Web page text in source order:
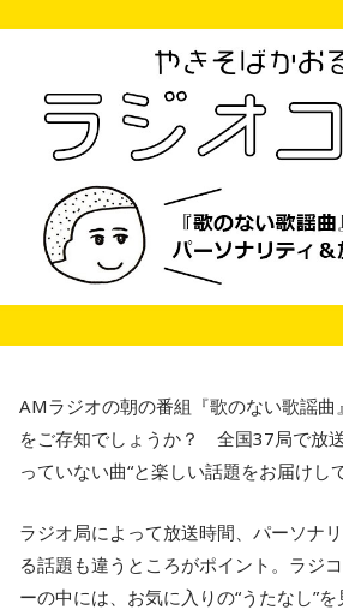
AMラジオの朝の番組『歌のない歌謡曲
をご存知でしょうか？ 全国37局で放
っていない曲“と楽しい話題をお届けし
ラジオ局によって放送時間、パーソナ
る話題も違うところがポイント。ラジ
ーの中には、お気に入りの“うたなし”